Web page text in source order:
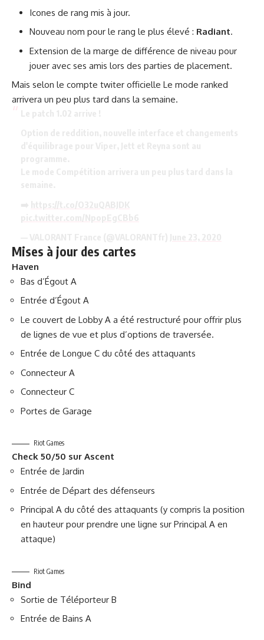
Icones de rang mis à jour.
Nouveau nom pour le rang le plus élevé : Radiant.
Extension de la marge de différence de niveau pour
jouer avec ses amis lors des parties de placement.
Mais selon le compte twiter officielle Le mode ranked
arrivera un peu plus tard dans la semaine.
Mises à jour des cartes
Haven
Bas d’Égout A
Entrée d’Égout A
Le couvert de Lobby A a été restructuré pour offrir plus
de lignes de vue et plus d’options de traversée.
Entrée de Longue C du côté des attaquants
Connecteur A
Connecteur C
Portes de Garage
Riot Games
Check 50/50 sur Ascent
Entrée de Jardin
Entrée de Départ des défenseurs
Principal A du côté des attaquants (y compris la position
en hauteur pour prendre une ligne sur Principal A en
attaque)
Riot Games
Bind
Sortie de Téléporteur B
Entrée de Bains A